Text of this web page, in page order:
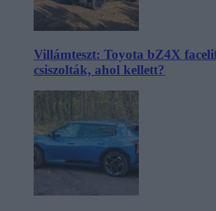
Villámteszt: Toyota bZ4X
csiszolták, ahol kellett?